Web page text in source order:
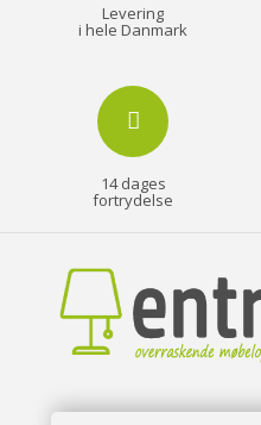
Levering
i hele Danmark
14 dages
fortrydelse